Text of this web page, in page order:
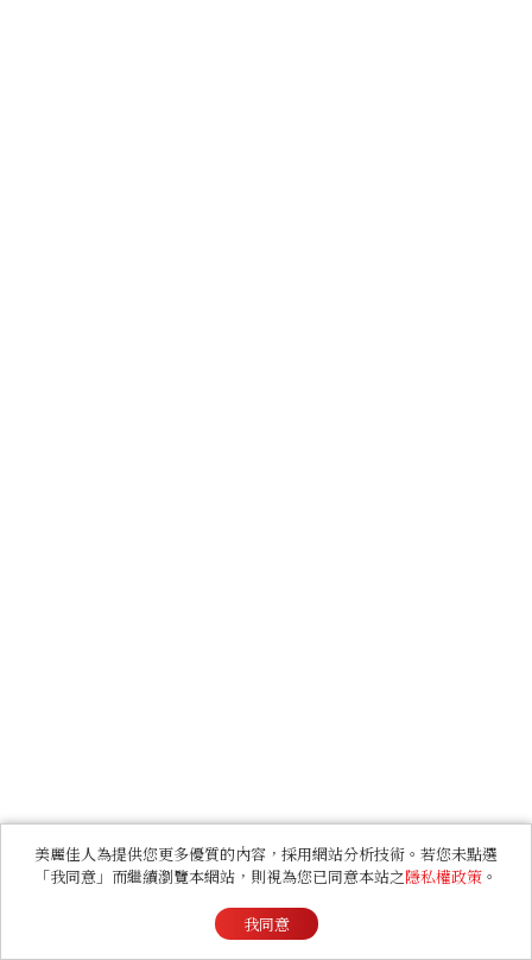
美麗佳人為提供您更多優質的內容，採用網站分析技術。若您未點選
「我同意」而繼續瀏覽本網站，則視為您已同意本站之隱私權政策 。
我同意